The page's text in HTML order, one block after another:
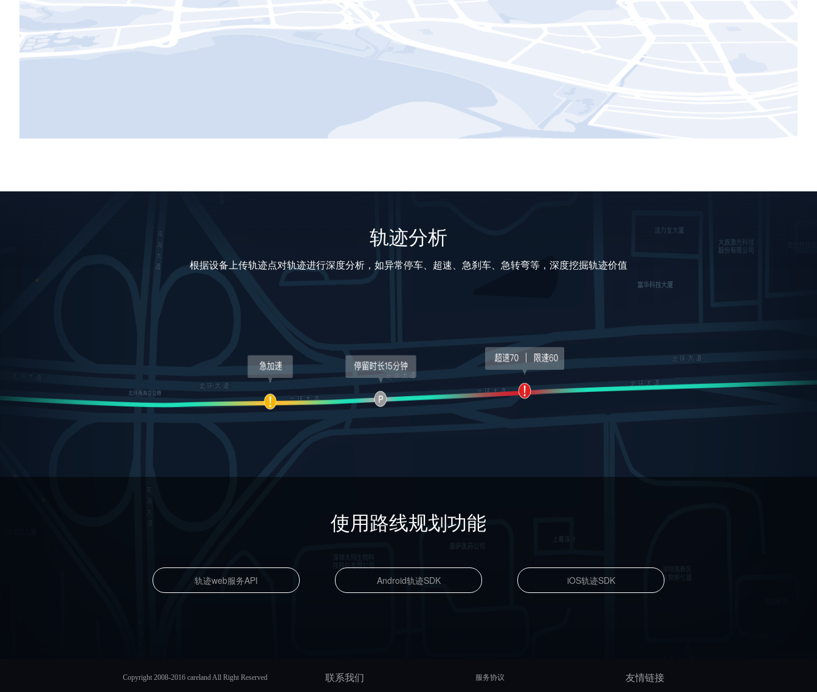
轨迹分析
根据设备上传轨迹点对轨迹进行深度分析，如异常停车、超速、急刹车、急转弯等，深度挖掘轨迹价值
使用路线规划功能
轨迹web服务API Android轨迹SDK iOS轨迹SDK